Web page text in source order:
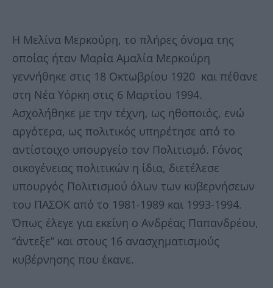
Η Μελίνα Μερκούρη, το πλήρες όνομα της
οποίας ήταν Μαρία Αμαλία Μερκούρη
γεννήθηκε στις 18 Οκτωβρίου 1920 και πέθανε
στη Νέα Υόρκη στις 6 Μαρτίου 1994.
Ασχολήθηκε με την τέχνη, ως ηθοποιός, ενώ
αργότερα, ως πολιτικός υπηρέτησε από το
αντίστοιχο υπουργείο τον Πολιτισμό. Γόνος
οικογένειας πολιτικών η ίδια, διετέλεσε
υπουργός Πολιτισμού όλων των κυβερνήσεων
του ΠΑΣΟΚ από το 1981-1989 και 1993-1994.
Όπως έλεγε για εκείνη ο Ανδρέας Παπανδρέου,
“άντεξε” και στους 16 ανασχηματισμούς
κυβέρνησης που έκανε.